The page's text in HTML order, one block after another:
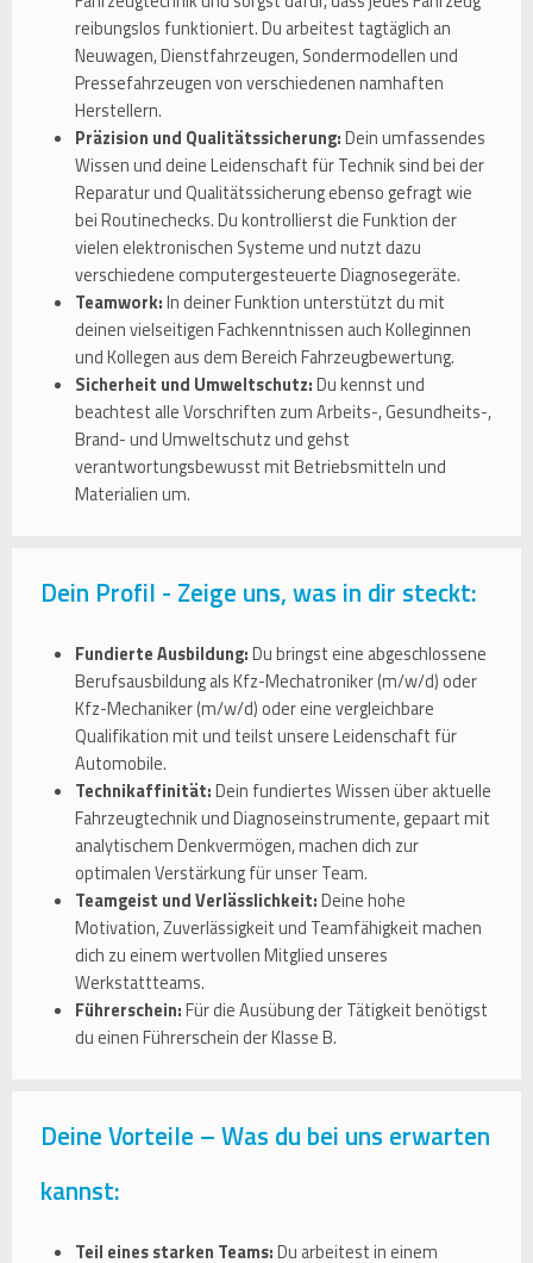
reibungslos funktioniert. Du arbeitest tagtäglich an
Neuwagen, Dienstfahrzeugen, Sondermodellen und
Pressefahrzeugen von verschiedenen namhaften
Herstellern.
Präzision und Qualitätssicherung:Dein umfassendes
Wissen und deine Leidenschaft für Technik sind bei der
Reparatur und Qualitätssicherung ebenso gefragt wie
bei Routinechecks. Du kontrollierst die Funktion der
vielen elektronischen Systeme und nutzt dazu
verschiedene computergesteuerte Diagnosegeräte.
Teamwork:In deiner Funktion unterstützt du mit
deinen vielseitigen Fachkenntnissen auch Kolleginnen
und Kollegen aus dem Bereich Fahrzeugbewertung.
Sicherheit und Umweltschutz:Du kennst und
beachtest alle Vorschriften zum Arbeits-, Gesundheits-,
Brand- und Umweltschutz und gehst
verantwortungsbewusst mit Betriebsmitteln und
Materialien um.
Dein Profil - Zeige uns, was in dir steckt:
Fundierte Ausbildung:Du bringst eine abgeschlossene
Berufsausbildung als Kfz-Mechatroniker (m/w/d) oder
Kfz-Mechaniker (m/w/d) oder eine vergleichbare
Qualifikation mit und teilst unsere Leidenschaft für
Automobile.
Technikaffinität:Dein fundiertes Wissen über aktuelle
Fahrzeugtechnik und Diagnoseinstrumente, gepaart mit
analytischem Denkvermögen, machen dich zur
optimalen Verstärkung für unser Team.
Teamgeist und Verlässlichkeit:Deine hohe
Motivation, Zuverlässigkeit und Teamfähigkeit machen
dich zu einem wertvollen Mitglied unseres
Werkstattteams.
Führerschein:Für die Ausübung der Tätigkeit benötigst
du einen Führerschein der Klasse B.
Deine Vorteile – Was du bei uns erwarten
kannst:
Teil eines starken Teams:Du arbeitest in einem